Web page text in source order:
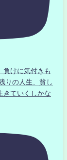
負けに気付きも
りの人生、貧し
きていくしかな